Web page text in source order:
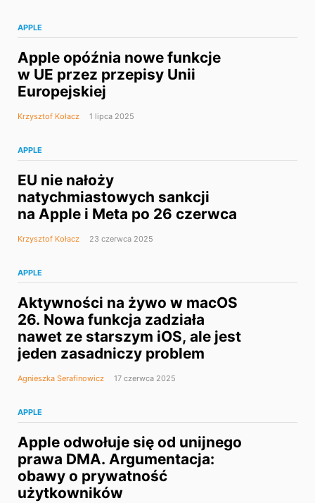
APPLE
Apple opóźnia nowe funkcje
w UE przez przepisy Unii
Europejskiej
Krzysztof Kołacz 1 lipca 2025
APPLE
EU nie nałoży
natychmiastowych sankcji
na Apple i Meta po 26 czerwca
Krzysztof Kołacz 23 czerwca 2025
APPLE
Aktywności na żywo w macOS
26. Nowa funkcja zadziała
nawet ze starszym iOS, ale jest
jeden zasadniczy problem
Agnieszka Serafinowicz 17 czerwca 2025
APPLE
Apple odwołuje się od unijnego
prawa DMA. Argumentacja:
obawy o prywatność
użytkowników